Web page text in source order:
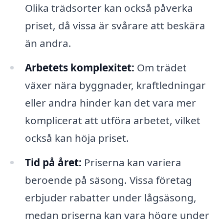
Olika trädsorter kan också påverka
priset, då vissa är svårare att beskära
än andra.
Arbetets komplexitet: Om trädet
växer nära byggnader, kraftledningar
eller andra hinder kan det vara mer
komplicerat att utföra arbetet, vilket
också kan höja priset.
Tid på året: Priserna kan variera
beroende på säsong. Vissa företag
erbjuder rabatter under lågsäsong,
medan priserna kan vara högre under